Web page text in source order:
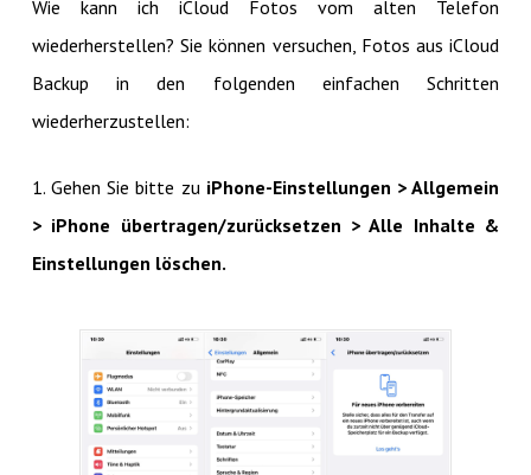
Wie kann ich iCloud Fotos vom alten Telefon
wiederherstellen? Sie können versuchen, Fotos aus iCloud
Backup in den folgenden einfachen Schritten
wiederherzustellen:
1. Gehen Sie bitte zu iPhone-Einstellungen > Allgemein
> iPhone übertragen/zurücksetzen > Alle Inhalte &
Einstellungen löschen.